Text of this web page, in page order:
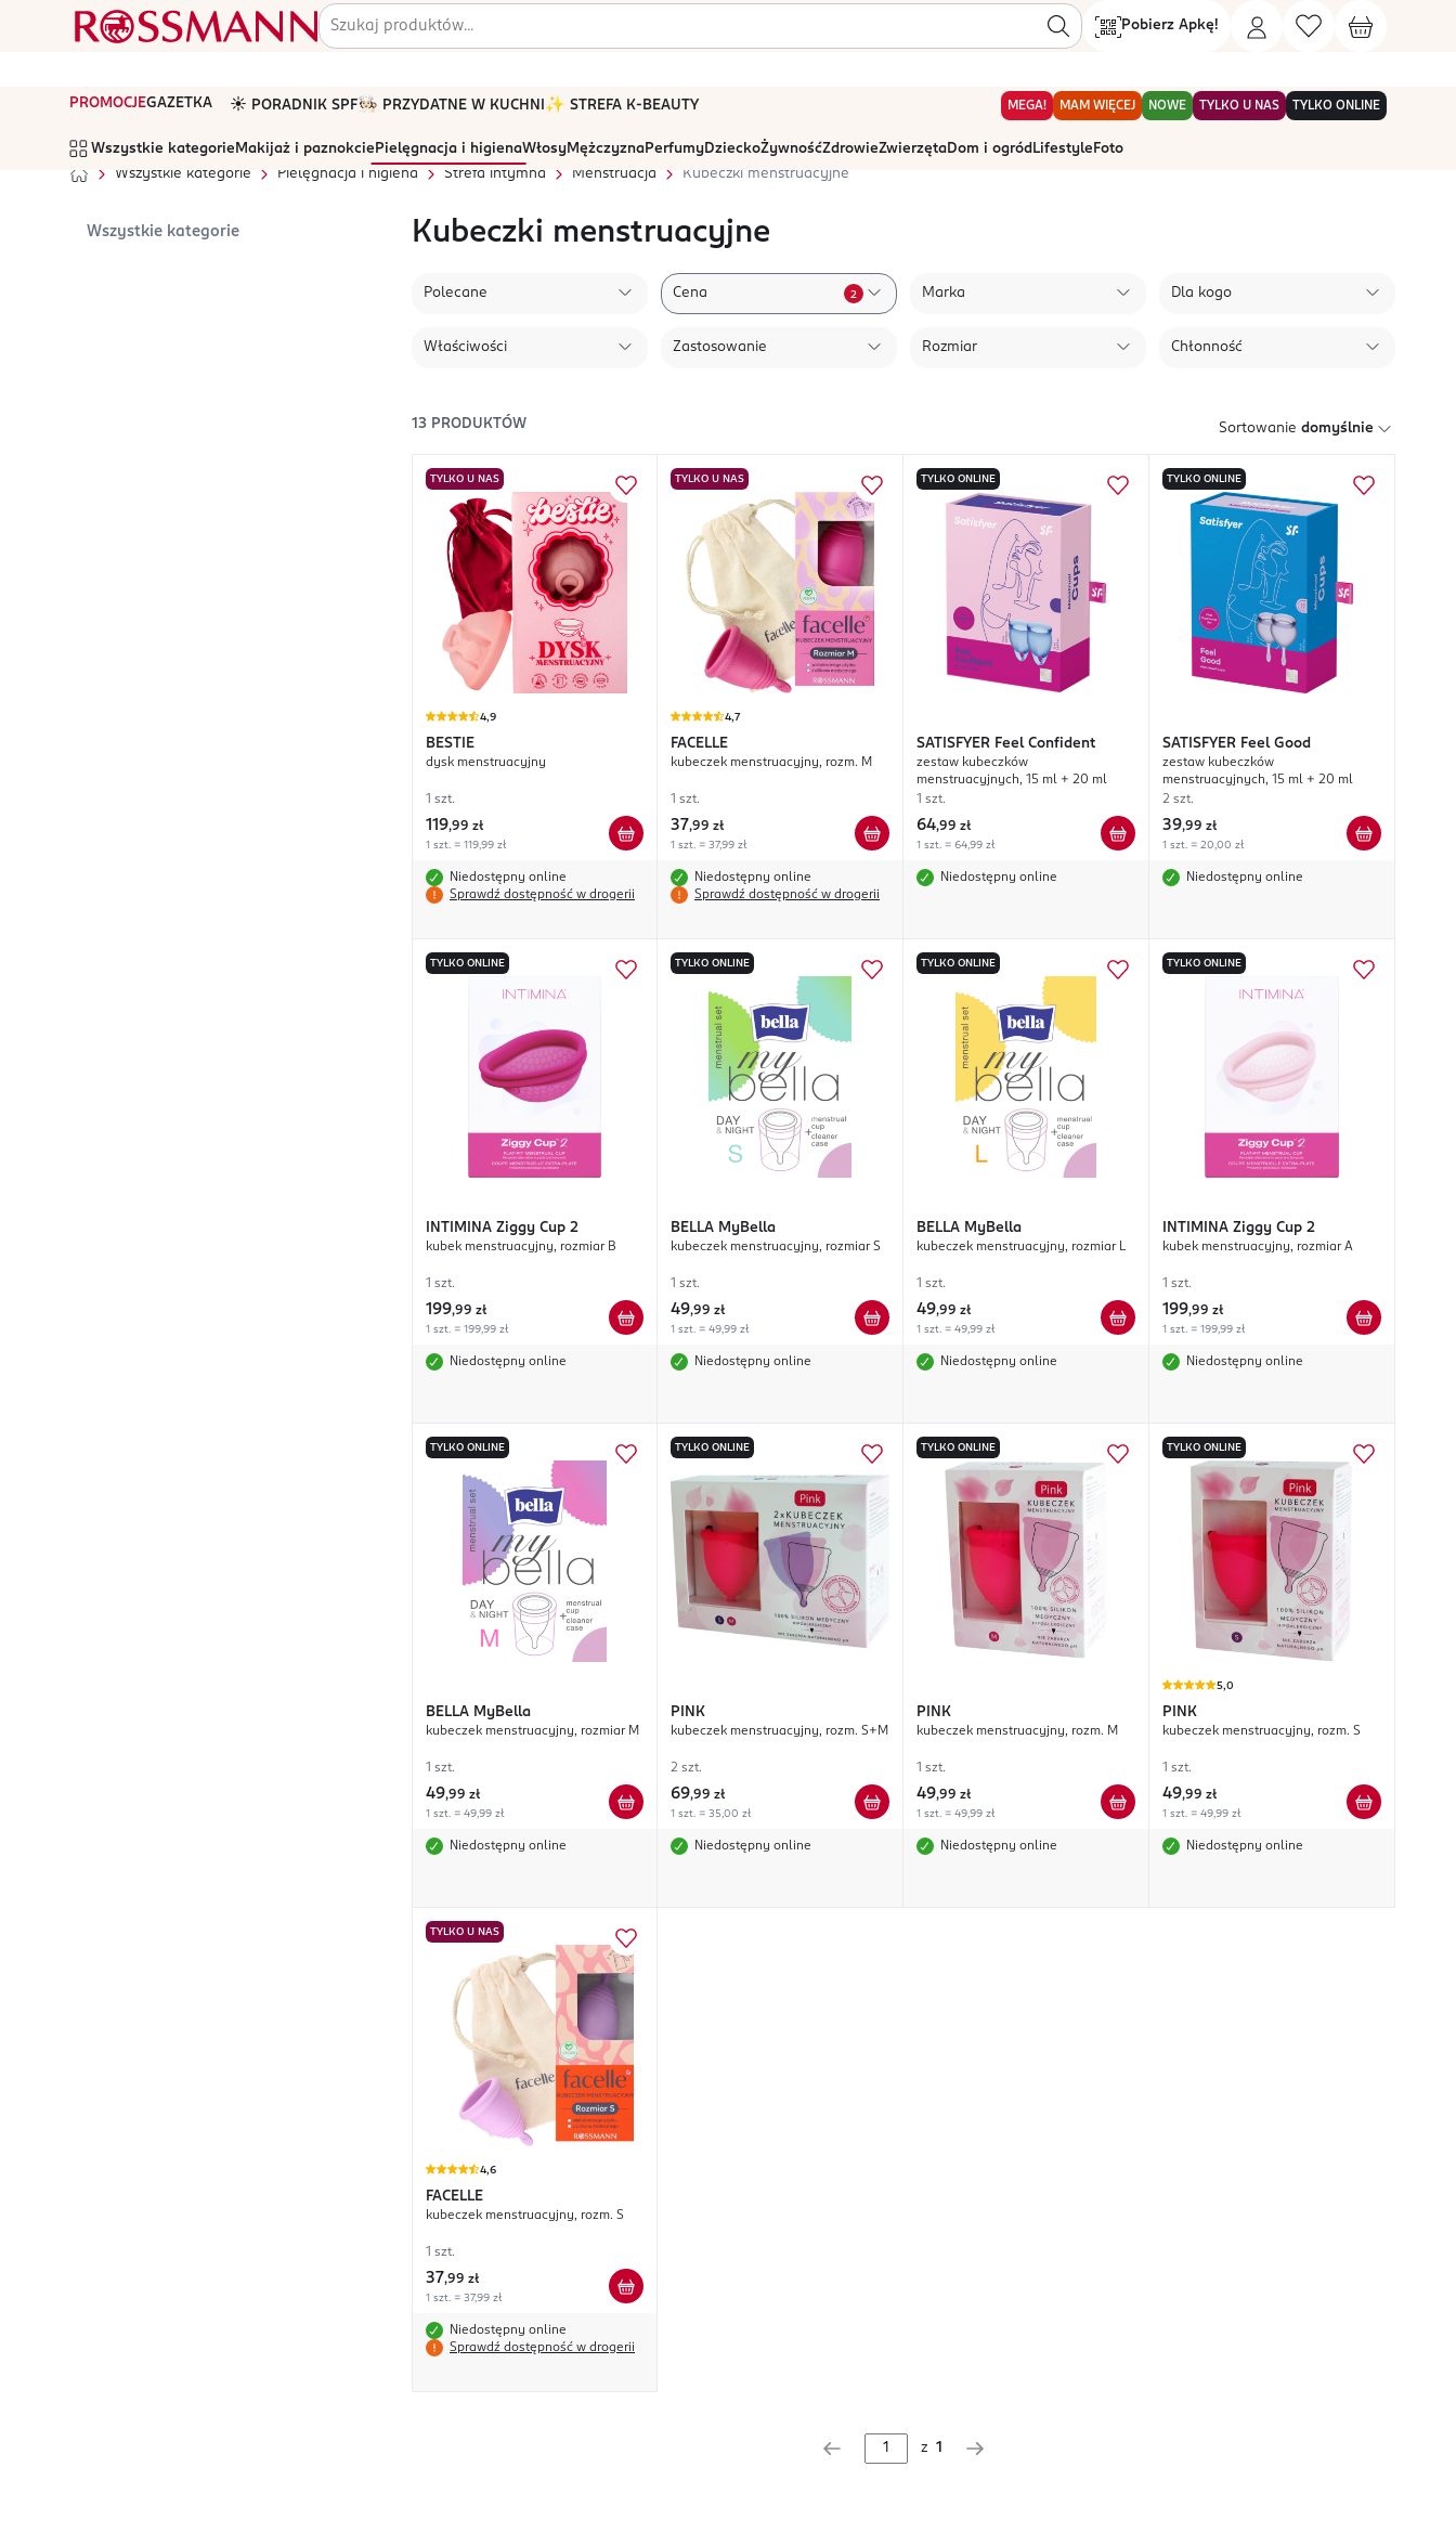
Pobierz Apkę!
PROMOCJEGAZETKA ☀️ PORADNIK SPF🧑🏻‍🍳 PRZYDATNE W KUCHNI ✨ STREFA K-BEAUTY MEGA! MAM WIĘCEJ NOWE TYLKO U NAS TYLKO ONLINE
Wszystkie kategorie Makijaż i paznokcie Pielęgnacja i higienaWłosyMężczyznaPerfumyDzieckoŻywnośćZdrowieZwierzętaDom i ogród Lifestyle Foto
Wszystkie kategorie
Pielęgnacja i higiena Strefa intymna Menstruacja Kubeczki menstruacyjne
Wszystkie kategorie Kubeczki menstruacyjne
Polecane Cena 2 Marka Dla kogo
Właściwości Zastosowanie Rozmiar Chłonność
13 PRODUKTÓW Sortowanie domyślnie
TYLKO U NAS
4,9
BESTIE
dysk menstruacyjny
1 szt.
119,99 zł
1 szt. = 119,99 zł
Niedostępny online
Sprawdź dostępność w drogerii
TYLKO U NAS
4,7
FACELLE
kubeczek menstruacyjny, rozm. M
1 szt.
37,99 zł
1 szt. = 37,99 zł
Niedostępny online
Sprawdź dostępność w drogerii
TYLKO ONLINE
SATISFYER Feel Confident
zestaw kubeczków
menstruacyjnych, 15 ml + 20 ml
1 szt.
64,99 zł
1 szt. = 64,99 zł
Niedostępny online
TYLKO ONLINE
SATISFYER Feel Good
zestaw kubeczków
menstruacyjnych, 15 ml + 20 ml
2 szt.
39,99 zł
1 szt. = 20,00 zł
Niedostępny online
TYLKO ONLINE
INTIMINA Ziggy Cup 2
kubek menstruacyjny, rozmiar B
1 szt.
199,99 zł
1 szt. = 199,99 zł
Niedostępny online
TYLKO ONLINE
BELLA MyBella
kubeczek menstruacyjny, rozmiar S
1 szt.
49,99 zł
1 szt. = 49,99 zł
Niedostępny online
TYLKO ONLINE
BELLA MyBella
kubeczek menstruacyjny, rozmiar L
1 szt.
49,99 zł
1 szt. = 49,99 zł
Niedostępny online
TYLKO ONLINE
INTIMINA Ziggy Cup 2
kubek menstruacyjny, rozmiar A
1 szt.
199,99 zł
1 szt. = 199,99 zł
Niedostępny online
TYLKO ONLINE
BELLA MyBella
kubeczek menstruacyjny, rozmiar M
1 szt.
49,99 zł
1 szt. = 49,99 zł
Niedostępny online
TYLKO ONLINE
PINK
kubeczek menstruacyjny, rozm. S+M
2 szt.
69,99 zł
1 szt. = 35,00 zł
Niedostępny online
TYLKO ONLINE
PINK
kubeczek menstruacyjny, rozm. M
1 szt.
49,99 zł
1 szt. = 49,99 zł
Niedostępny online
TYLKO ONLINE
5,0
PINK
kubeczek menstruacyjny, rozm. S
1 szt.
49,99 zł
1 szt. = 49,99 zł
Niedostępny online
TYLKO U NAS
4,6
FACELLE
kubeczek menstruacyjny, rozm. S
1 szt.
37,99 zł
1 szt. = 37,99 zł
Niedostępny online
Sprawdź dostępność w drogerii
z 1